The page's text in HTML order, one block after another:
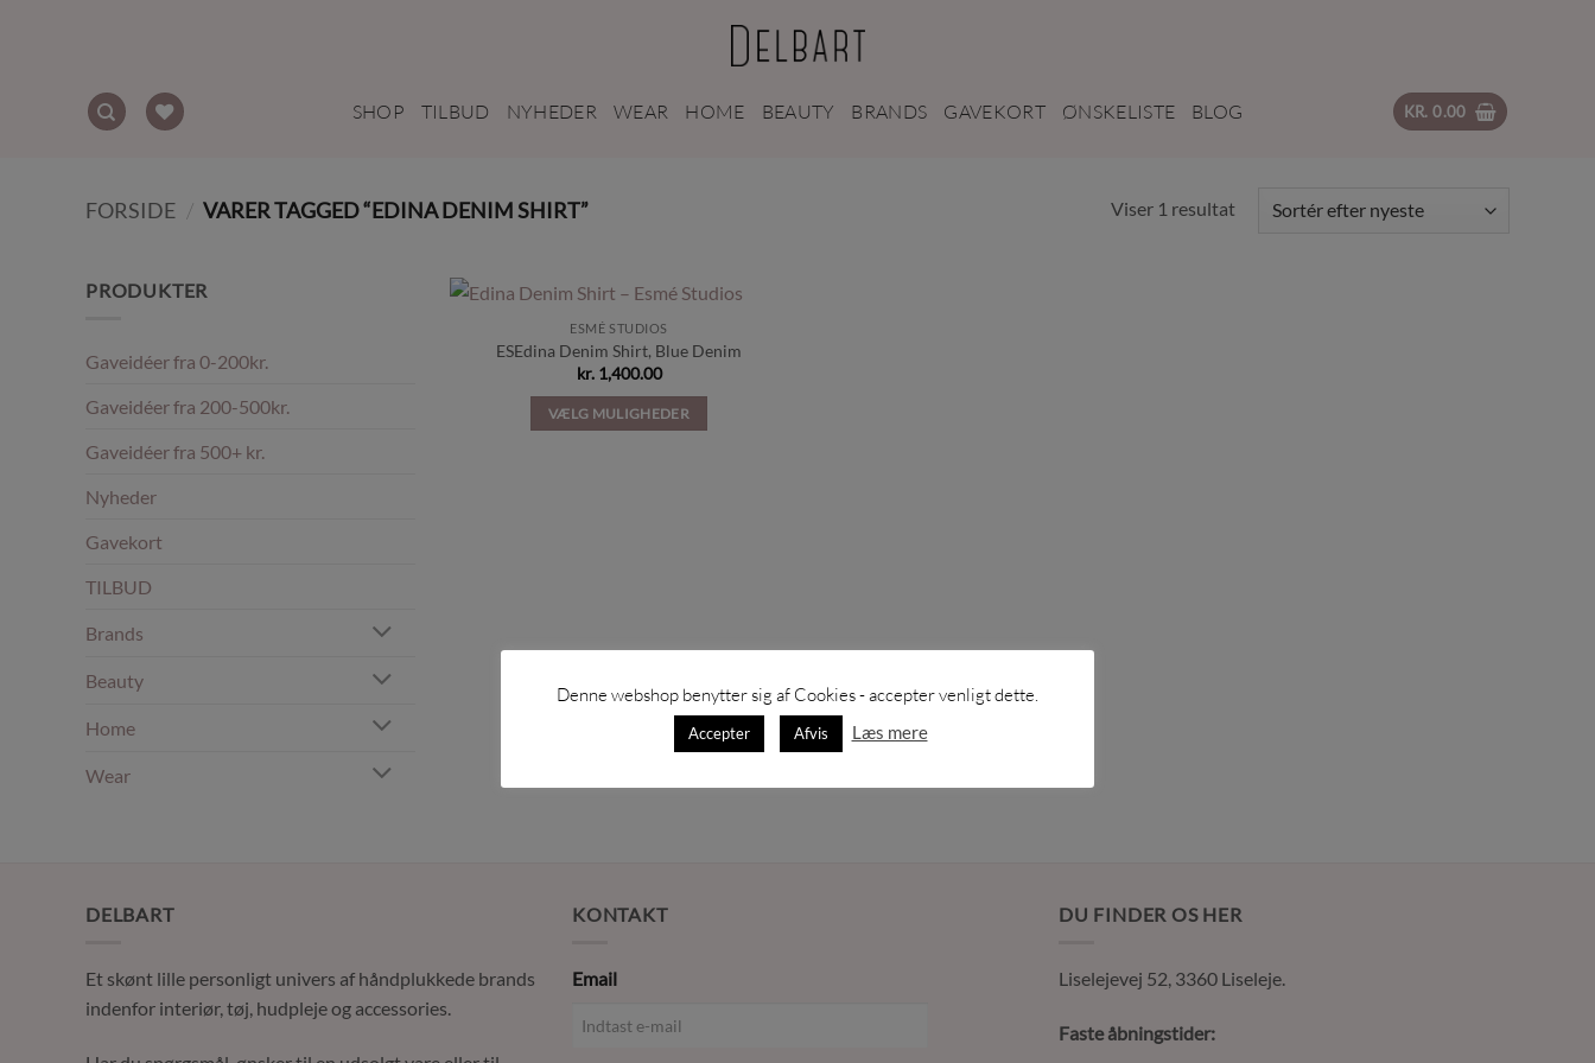
SHOP TILBUD NYHEDER WEAR HOME BEAUTY BRANDS GAVEKORT ØNSKELISTE BLOG KR. 0.00
FORSIDE / VARER TAGGED “EDINA DENIM SHIRT” Viser 1 resultat
PRODUKTER
Gaveidéer fra 0-200kr.
Gaveidéer fra 200-500kr.
Gaveidéer fra 500+ kr.
Nyheder
Gavekort
TILBUD
Brands
Beauty
Home
Wear
ønskeliste
ESMÉ STUDIOS
ESEdina Denim Shirt, Blue Denim
kr.1,400.00
VÆLG MULIGHEDER
varesiden
DELBART
Et skønt lille personligt univers af håndplukkede brands
indenfor interiør, tøj, hudpleje og accessories.
KONTAKT
Email
DU FINDER OS HER
Liselejevej 52, 3360 Liseleje.
Faste åbningstider:
Denne webshop benytter sig af Cookies - accepter venligt dette.
Accepter Afvis Læs mere